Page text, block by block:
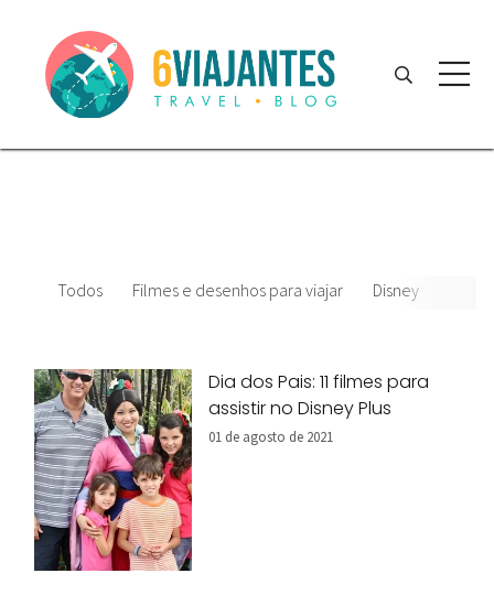
Todos Filmes e desenhos para viajar Disney
Dia dos Pais: 11 filmes para
assistir no Disney Plus
01 de agosto de 2021